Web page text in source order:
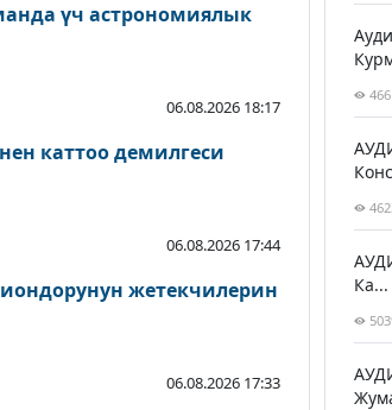
үч астрономиялык
06.08.2026 18:17
каттоо демилгеси
06.08.2026 17:44
жетекчилерин
06.08.2026 17:33
Ка...